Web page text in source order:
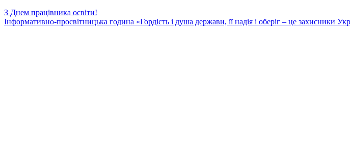
З Днем працівника освіти!
Інформативно-просвітницька година «Гордість і душа держави, її надія і оберіг – це захисники